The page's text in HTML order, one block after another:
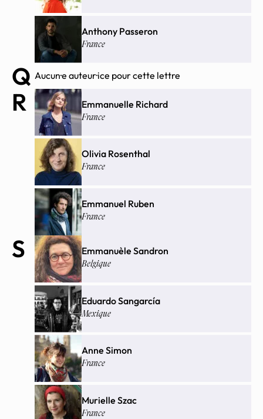
Anthony Passeron
France
Q Aucun·e auteur·ice pour cette lettre
R Emmanuelle Richard
France
Olivia Rosenthal
France
Emmanuel Ruben
France
S Emmanuèle Sandron
Belgique
Eduardo Sangarcía
Mexique
Anne Simon
France
Murielle Szac
France